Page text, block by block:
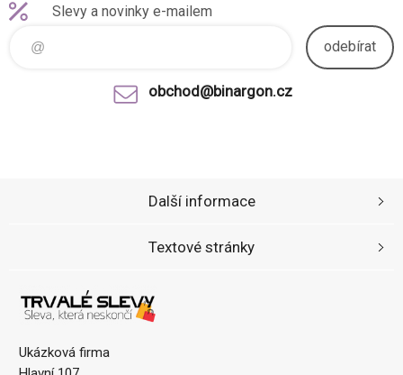
Slevy a novinky e-mailem
odebírat
obchod@binargon.cz
Ukázková firma
Další informace
Textové stránky